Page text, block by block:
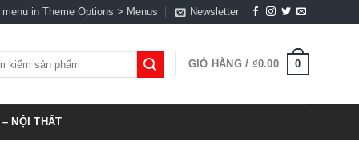
in Theme Options > Menus Newsletter
GIỎ HÀNG / ₫0.00 0
NỘI THẤT